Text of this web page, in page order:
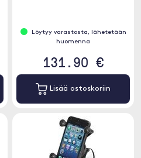
Löytyy varastosta, lähetetään
huomenna
131.90 €
Lisää ostoskoriin